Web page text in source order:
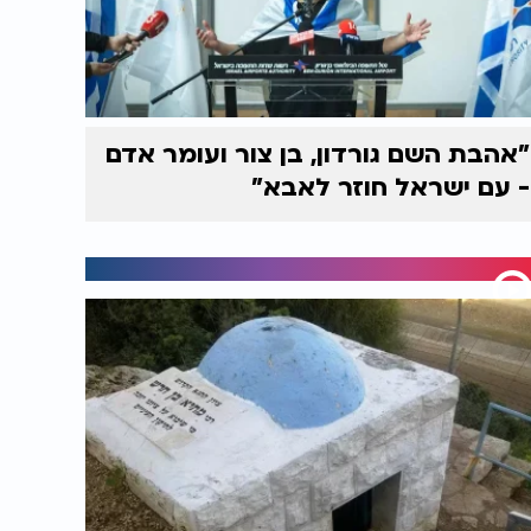
"אהבת השם גורדון, בן צור ועומר אדם
- עם ישראל חוזר לאבא"